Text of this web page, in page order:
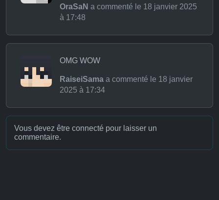
OraSaN a commenté le 18 janvier 2025
à 17:48
OMG WOW
RaiseiSamaa commenté le 18 janvier
2025 à 17:34
Vous devez être connecté pour laisser un
commentaire.